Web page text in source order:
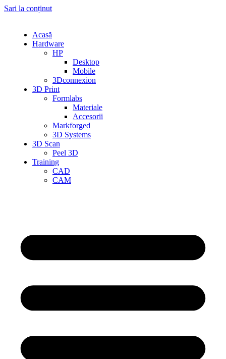
Sari la conținut
Acasă
Hardware
HP
Desktop
Mobile
3Dconnexion
3D Print
Formlabs
Materiale
Accesorii
Markforged
3D Systems
3D Scan
Peel 3D
Training
CAD
CAM